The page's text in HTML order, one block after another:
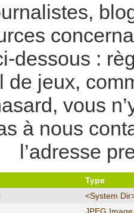
dessous :
de jeux,
vous
à nous
l’adresse
Type
<System